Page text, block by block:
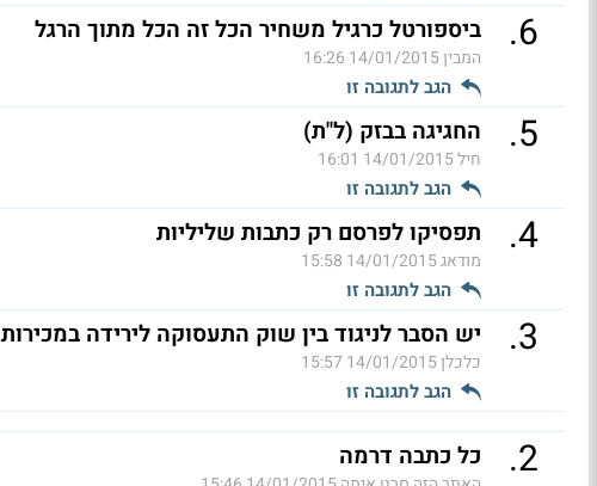
6
. ביספורטל כרגיל משחיר הכל זה הכל מתוך הרגל
המבין14/01/2015 16:26
הגב לתגובה זו
5
. החגיגה בבזק (ל"ת)
חיל14/01/2015 16:01
הגב לתגובה זו
4
. תפסיקו לפרסם רק כתבות שליליות
מודאג14/01/2015 15:58
הגב לתגובה זו
3
. יש הסבר לניגוד בין שוק התעסוקה לירידה במכירות
כלכלן14/01/2015 15:57
הגב לתגובה זו
2
. כל כתבה דרמה